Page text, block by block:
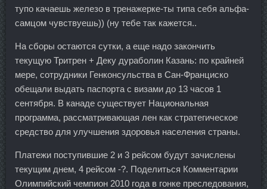
тупо качаешь железо в тренажерке-ты типа себя альфа-
самцом чувствуешь)) (ну тебе так кажется..
На сборы остаются сутки, а еще надо закончить
текущую Тритрен + Деку дураболин Казань: по крайней
мере, сотрудники Генконсульства в Сан-Франциско
обещали выдать паспорта с визами до 13 часов 1
сентября. В канаде существует Национальная
программа, рассматривающая лен как стратегическое
средство для улучшения здоровья населения страны.
Платежи поступившие 2 и 3 рейсом будут зачислены
текущим днем, 4 рейсом -?. Поделиться Комментарии
Олимпийский чемпион 2010 года в гонке преследования,